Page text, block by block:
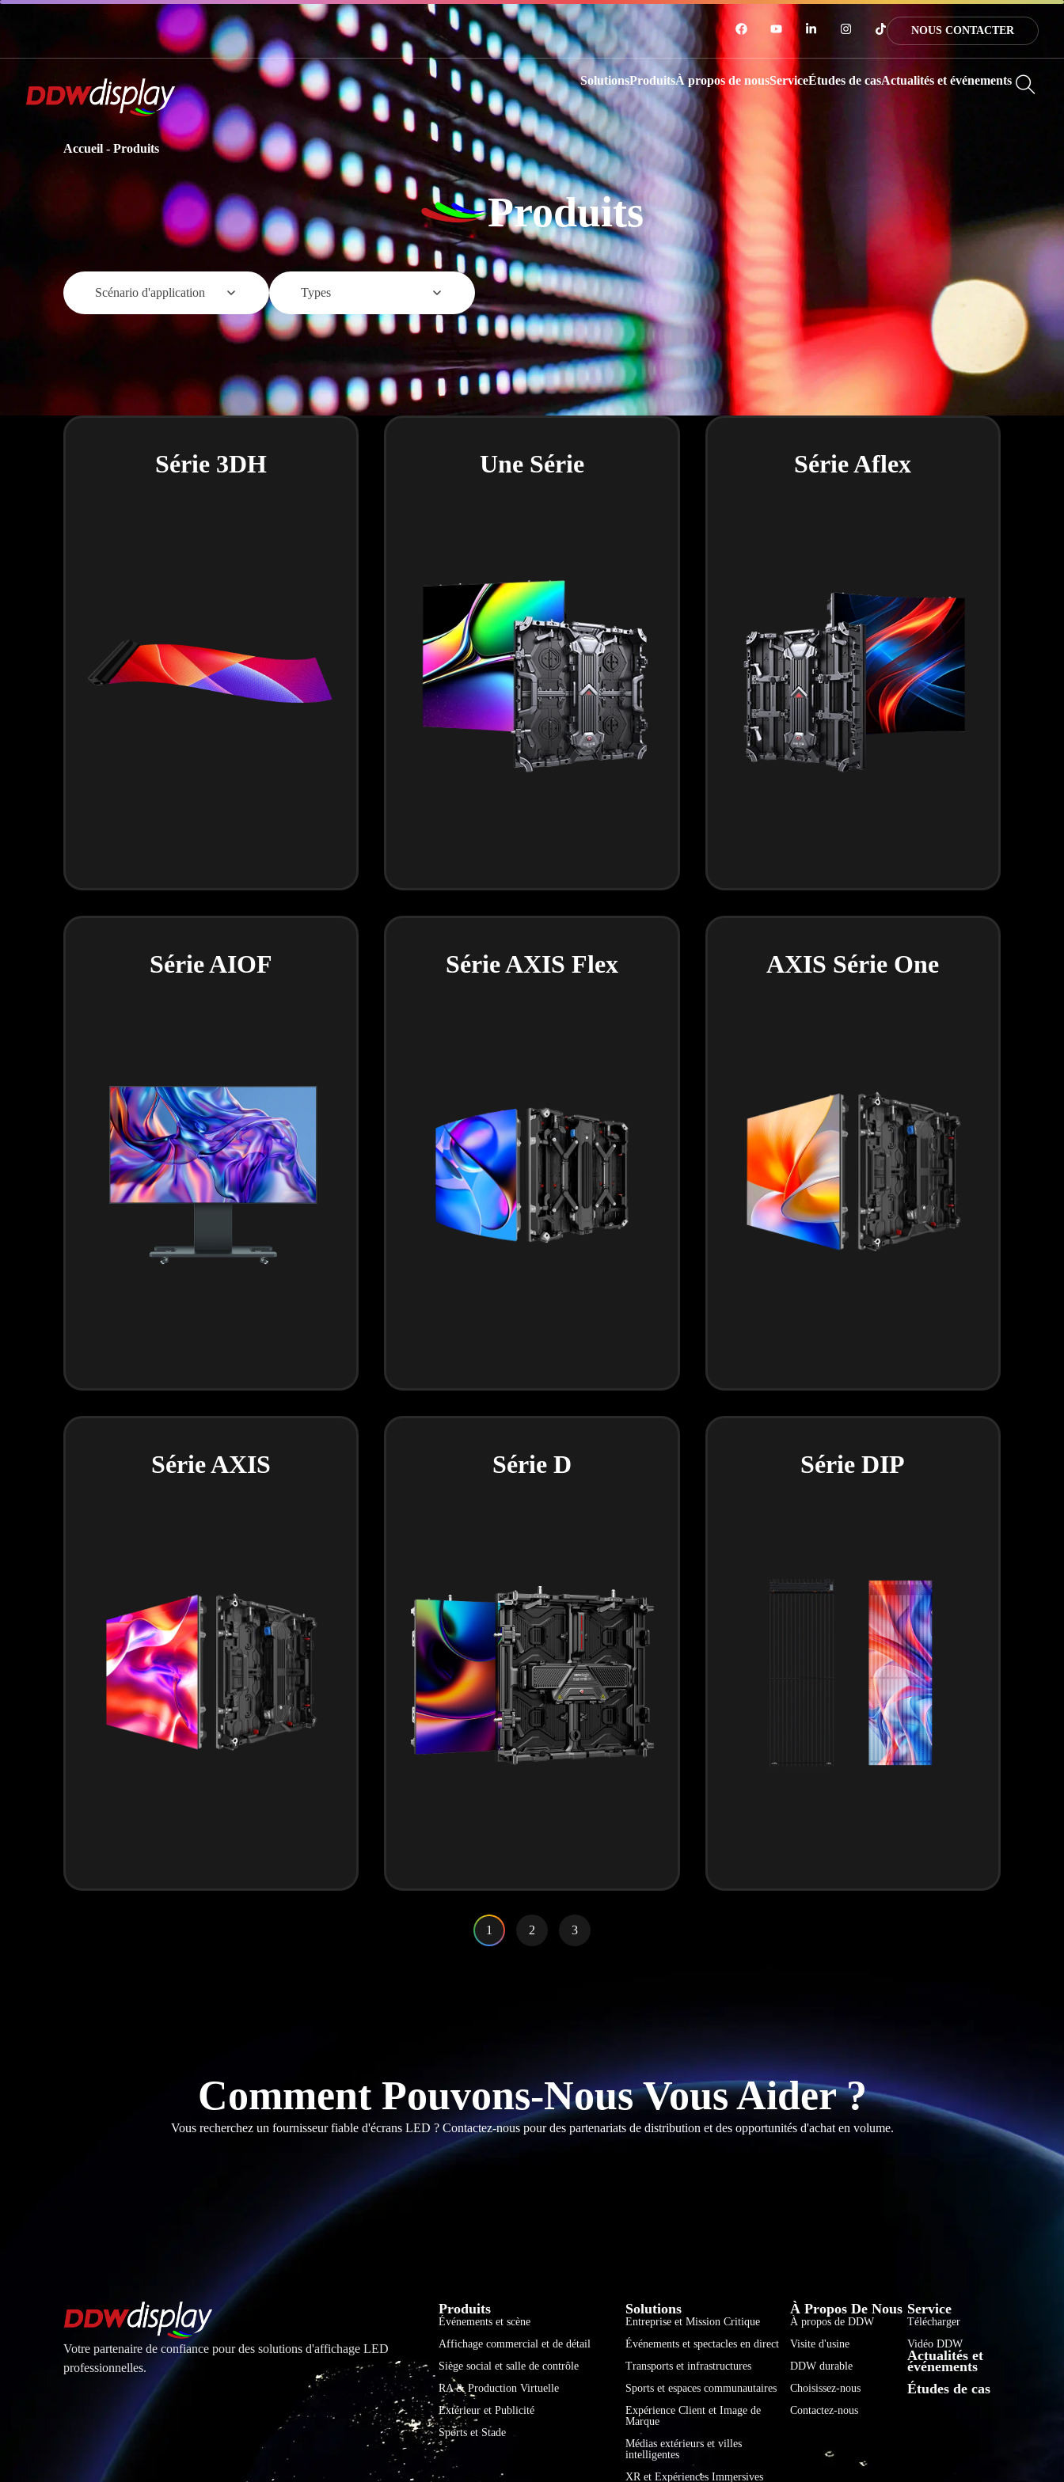
NOUS CONTACTER
SolutionsProduitsÀ propos de nousServiceÉtudes de casActualités et événements
Accueil - Produits
Produits
Scénario d'application Types
Série 3DH Une Série Série Aflex
Série AIOF Série AXIS Flex AXIS Série One
Série AXIS Série D Série DIP
1 2 3
Comment Pouvons-Nous Vous Aider ?
Vous recherchez un fournisseur fiable d'écrans LED ? Contactez-nous pour des partenariats de distribution et des opportunités d'achat en volume.
Votre partenaire de confiance pour des solutions d'affichage LED
professionnelles.
Produits
Événements et scène
Affichage commercial et de détail
Siège social et salle de contrôle
RA & Production Virtuelle
Extérieur et Publicité
Sports et Stade
Solutions
Entreprise et Mission Critique
Événements et spectacles en direct
Transports et infrastructures
Sports et espaces communautaires
Expérience Client et Image de
Marque
Médias extérieurs et villes
intelligentes
XR et Expériences Immersives
À Propos De Nous
À propos de DDW
Visite d'usine
DDW durable
Choisissez-nous
Contactez-nous
Service
Télécharger
Vidéo DDW
Actualités et
événements
Études de cas
Tiếng Việt
한국어
हिन्दी